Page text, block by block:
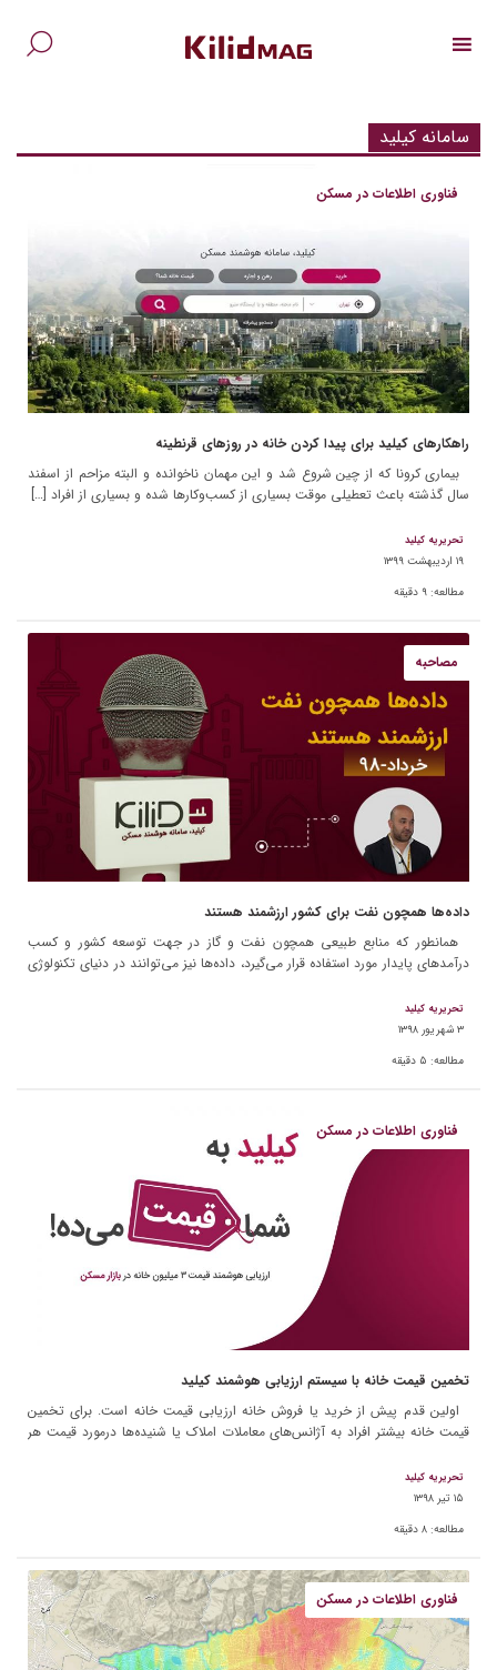
سامانه کیلید
فناوری اطلاعات در مسکن
راهکارهای کیلید برای پیدا کردن خانه در روزهای قرنطینه
بیماری کرونا که از چین شروع شد و این مهمان ناخوانده و البته مزاحم از اسفند
سال گذشته باعث تعطیلی موقت بسیاری از کسب‌وکارها شده و بسیاری از افراد […]
تحریریه کیلید
۱۹ اردیبهشت ۱۳۹۹
مطالعه: ۹ دقیقه
مصاحبه
داده‌ها همچون نفت برای کشور­ ارزشمند هستند
همانطور که منابع طبیعی همچون نفت و گاز در جهت توسعه کشور و کسب
درآمدهای پایدار مورد استفاده قرار می­‌گیرد، داده‌ها نیز می‌­توانند در دنیای تکنولوژی
تحریریه کیلید
۳ شهریور ۱۳۹۸
مطالعه: ۵ دقیقه
فناوری اطلاعات در مسکن
تخمین قیمت خانه با سیستم ارزیابی هوشمند کیلید
اولین قدم پیش از خرید یا فروش خانه ارزیابی قیمت خانه است. برای تخمین
قیمت خانه بیشتر افراد به آژانس‌های معاملات املاک یا شنیده‌ها درمورد قیمت هر
تحریریه کیلید
۱۵ تیر ۱۳۹۸
مطالعه: ۸ دقیقه
فناوری اطلاعات در مسکن